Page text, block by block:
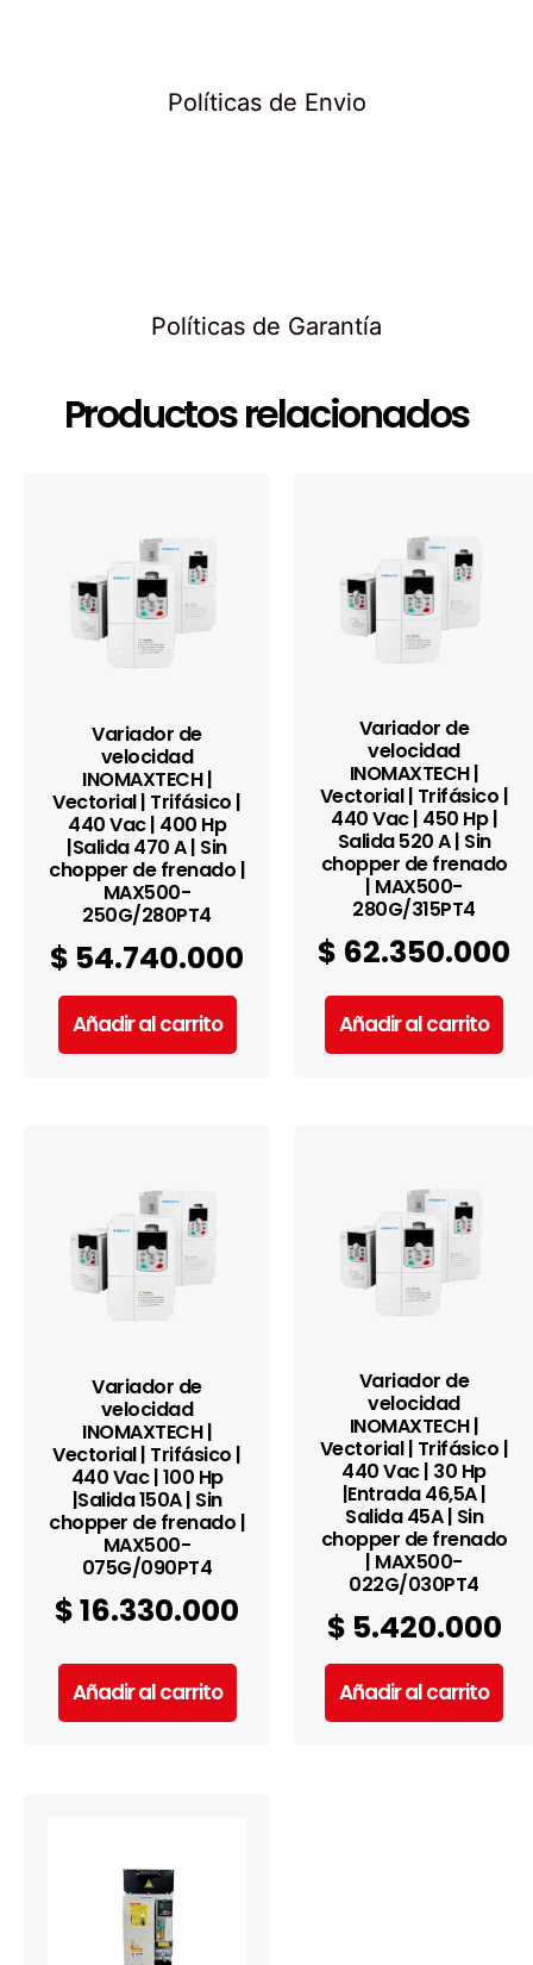
Políticas de Envio
Políticas de Garantía
Productos relacionados
Variador de
velocidad
INOMAXTECH |
Vectorial | Trifásico |
440 Vac | 400 Hp
|Salida 470 A | Sin
chopper de frenado |
MAX500-
250G/280PT4
$ 54.740.000
Añadir al carrito
Variador de
velocidad
INOMAXTECH |
Vectorial | Trifásico |
440 Vac | 450 Hp |
Salida 520 A | Sin
chopper de frenado
| MAX500-
280G/315PT4
$ 62.350.000
Añadir al carrito
Variador de
velocidad
INOMAXTECH |
Vectorial | Trifásico |
440 Vac | 100 Hp
|Salida 150A | Sin
chopper de frenado |
MAX500-
075G/090PT4
$16.330.000
Añadir al carrito
Variador de
velocidad
INOMAXTECH |
Vectorial | Trifásico |
440 Vac | 30 Hp
|Entrada 46,5A |
Salida 45A | Sin
chopper de frenado
| MAX500-
022G/030PT4
$ 5.420.000
Añadir al carrito